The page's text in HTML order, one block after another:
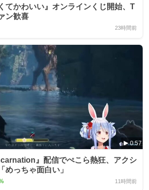
てかわいい』オンラインくじ開始、T
ン歓喜
23時間前
0:57
』配信でぺこら熱狂、アクシ
めっちゃ面白い」
11時間前